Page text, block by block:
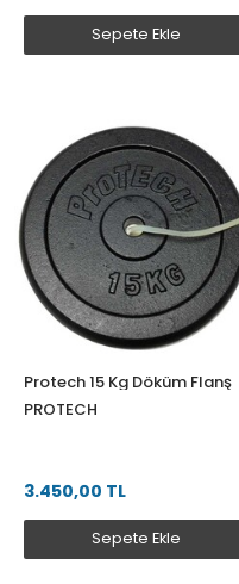
Sepete Ekle
Protech 15 Kg Döküm Flanş
PROTECH
3.450,00 TL
Sepete Ekle